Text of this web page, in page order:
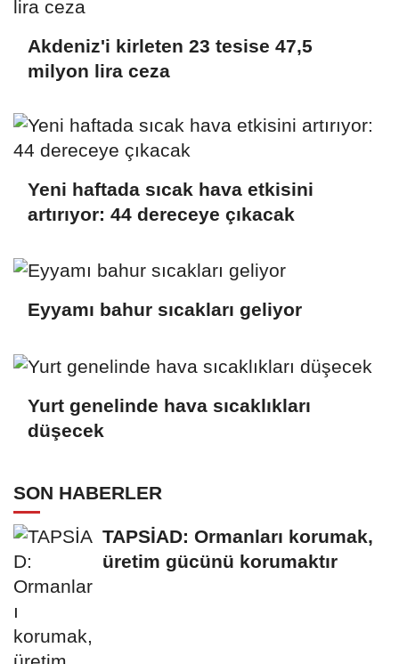
Akdeniz'i kirleten 23 tesise 47,5
milyon lira ceza
Yeni haftada sıcak hava etkisini
artırıyor: 44 dereceye çıkacak
Eyyamı bahur sıcakları geliyor
Yurt genelinde hava sıcaklıkları
düşecek
SON HABERLER
TAPSİAD: Ormanları korumak,
üretim gücünü korumaktır